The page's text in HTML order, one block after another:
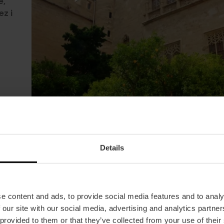
Details
content and ads, to provide social media features and to
site with our social media, advertising and analytics
to them or that they’ve collected from your use of
i